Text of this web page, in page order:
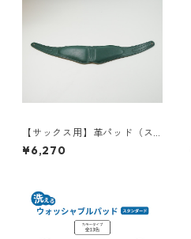
【サックス用】革パッド（ス
タンダード/スリム）【限定
色：キプロス】
¥6,270